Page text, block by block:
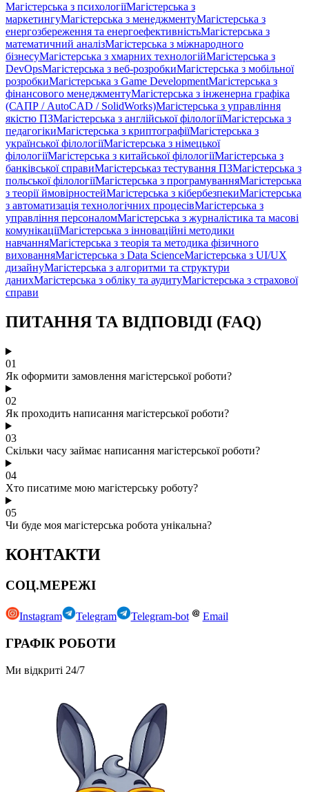
Магістерська з психологіїМагістерська з
маркетингуМагістерська з менеджментуМагістерська з
енергозбереження та енергоефективністьМагістерська з
математичний аналізМагістерська з міжнародного
бізнесуМагістерська з хмарних технологійМагістерська з
DevOpsМагістерська з веб-розробкиМагістерська з мобільної
розробкиМагістерська з Game DevelopmentМагістерська з
фінансового менеджментуМагістерська з інженерна графіка
(САПР / AutoCAD / SolidWorks)Магістерська з управління
якістю ПЗМагістерська з англійської філологіїМагістерська з
педагогікиМагістерська з криптографіїМагістерська з
української філологіїМагістерська з німецької
філологіїМагістерська з китайської філологіїМагістерська з
банківської справиМагістерськаз тестування ПЗМагістерська з
польської філологіїМагістерська з програмуванняМагістерська
з теорії ймовірностейМагістерська з кібербезпекиМагістерська
з автоматизація технологічних процесівМагістерська з
управління персоналомМагістерська з журналістика та масові
комунікаціїМагістерська з інноваційні методики
навчанняМагістерська з теорія та методика фізичного
вихованняМагістерська з Data ScienceМагістерська з UI/UX
дизайнуМагістерська з алгоритми та структури
данихМагістерська з обліку та аудитуМагістерська з страхової
справи
ПИТАННЯ ТА ВІДПОВІДІ (FAQ)
01
Як оформити замовлення магістерської роботи?
02
Як проходить написання магістерської роботи?
03
Скільки часу займає написання магістерської роботи?
04
Хто писатиме мою магістерську роботу?
05
Чи буде моя магістерська робота унікальна?
КОНТАКТИ
СОЦ.МЕРЕЖІ
Instagram Telegram Telegram-bot Email
ГРАФІК РОБОТИ
Ми відкриті 24/7